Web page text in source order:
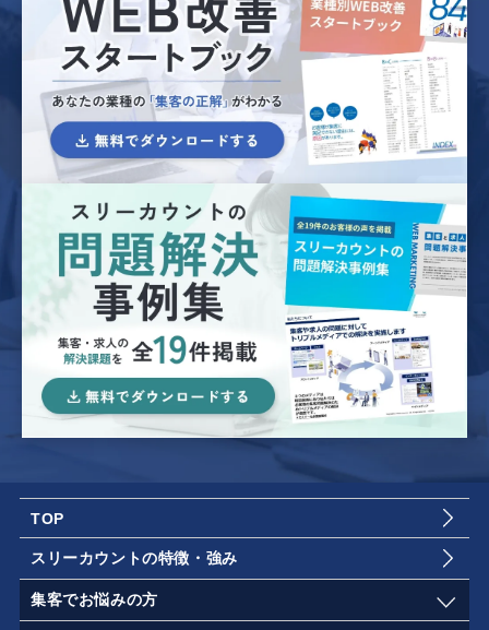
TOP
スリーカウントの特徴・強み
集客でお悩みの方